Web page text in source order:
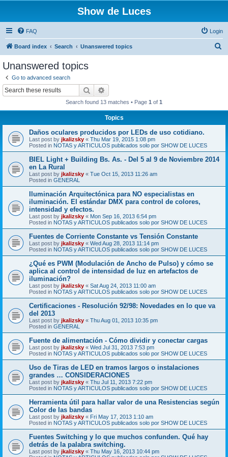
Show de Luces
FAQ Login
Board index Search Unanswered topics
Unanswered topics
Go to advanced search
Search
Search found 13 matches • Page 1 of 1
Topics
Daños oculares producidos por LEDs de uso cotidiano.
Last post by jkalizsky « Thu Mar 19, 2015 1:08 pm
Posted in NOTAS y ARTICULOS publicados solo por SHOW DE LUCES
BIEL Light + Building Bs. As. - Del 5 al 9 de Noviembre 2014
en La Rural
Last post by jkalizsky « Tue Oct 15, 2013 11:26 am
Posted in GENERAL
Iluminación Arquitectónica para NO especialistas en
iluminación. El estándar DMX para control de colores,
intensidad y efectos.
Last post by jkalizsky « Mon Sep 16, 2013 6:54 pm
Posted in NOTAS y ARTICULOS publicados solo por SHOW DE LUCES
Fuentes de Corriente Constante vs Tensión Constante
Last post by jkalizsky « Wed Aug 28, 2013 11:14 pm
Posted in NOTAS y ARTICULOS publicados solo por SHOW DE LUCES
¿Qué es PWM (Modulación de Ancho de Pulso) y cómo se
aplica al control de intensidad de luz en artefactos de
iluminación?
Last post by jkalizsky « Sat Aug 24, 2013 11:00 am
Posted in NOTAS y ARTICULOS publicados solo por SHOW DE LUCES
Certificaciones - Resolución 92/98: Novedades en lo que va
del 2013
Last post by jkalizsky « Thu Aug 01, 2013 10:35 pm
Posted in GENERAL
Fuente de alimentación - Cómo dividir y conectar cargas
Last post by jkalizsky « Wed Jul 31, 2013 7:53 pm
Posted in NOTAS y ARTICULOS publicados solo por SHOW DE LUCES
Uso de Tiras de LED en tramos largos o instalaciones
grandes … CONSIDERACIONES
Last post by jkalizsky « Thu Jul 11, 2013 7:22 pm
Posted in NOTAS y ARTICULOS publicados solo por SHOW DE LUCES
Herramienta útil para hallar valor de una Resistencias según
Color de las bandas
Last post by jkalizsky « Fri May 17, 2013 1:10 am
Posted in NOTAS y ARTICULOS publicados solo por SHOW DE LUCES
Fuentes Switching y lo que muchos confunden. Qué hay
detrás de la palabra switching.
Last post by jkalizsky « Thu May 16, 2013 10:44 pm